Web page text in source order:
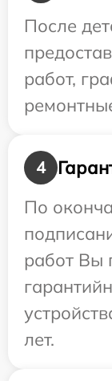
После
работ,
4
По
работ Вы
лет.